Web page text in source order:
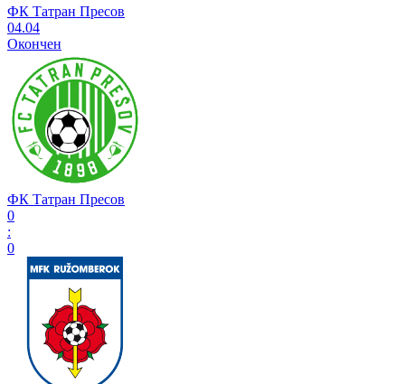
ФК Татран Пресов
04.04
Окончен
ФК Татран Пресов
0
:
0